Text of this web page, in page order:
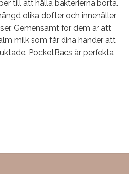
till att hålla bakterierna borta.
olika dofter och innehåller
Gemensamt för dem är att
milk som får dina händer att
PocketBacs är perfekta